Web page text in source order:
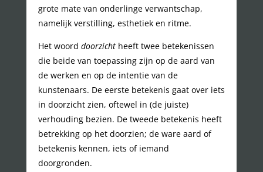
grote mate van onderlinge verwantschap,
namelijk verstilling, esthetiek en ritme.
Het woord doorzichtheeft twee betekenissen
die beide van toepassing zijn op de aard van
de werken en op de intentie van de
kunstenaars. De eerste betekenis gaat over iets
in doorzicht zien, oftewel in (de juiste)
verhouding bezien. De tweede betekenis heeft
betrekking op het doorzien; de ware aard of
betekenis kennen, iets of iemand
doorgronden.